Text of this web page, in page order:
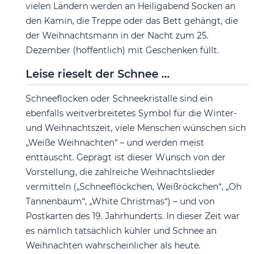
vielen Ländern werden an Heiligabend Socken an
den Kamin, die Treppe oder das Bett gehängt, die
der Weihnachtsmann in der Nacht zum 25.
Dezember (hoffentlich) mit Geschenken füllt.
Leise rieselt der Schnee …
Schneeflocken oder Schneekristalle sind ein
ebenfalls weitverbreitetes Symbol für die Winter-
und Weihnachtszeit, viele Menschen wünschen sich
„Weiße Weihnachten“ – und werden meist
enttäuscht. Geprägt ist dieser Wunsch von der
Vorstellung, die zahlreiche Weihnachtslieder
vermitteln („Schneeflöckchen, Weißröckchen“, „Oh
Tannenbaum“, „White Christmas“) – und von
Postkarten des 19. Jahrhunderts. In dieser Zeit war
es nämlich tatsächlich kühler und Schnee an
Weihnachten wahrscheinlicher als heute.